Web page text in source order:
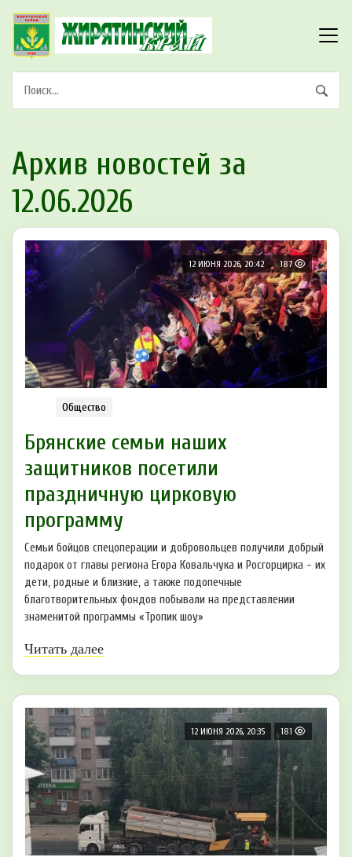
Архив новостей за
12.06.2026
12 ИЮНЯ 2026, 20:42 187
Общество
Брянские семьи наших
защитников посетили
праздничную цирковую
программу
Семьи бойцов спецоперации и добровольцев получили добрый
подарок от главы региона Егора Ковальчука и Росгорцирка - их
дети, родные и близкие, а также подопечные
благотворительных фондов побывали на представлении
знаменитой программы «Тропик шоу»
Читать далее
12 ИЮНЯ 2026, 20:35 181